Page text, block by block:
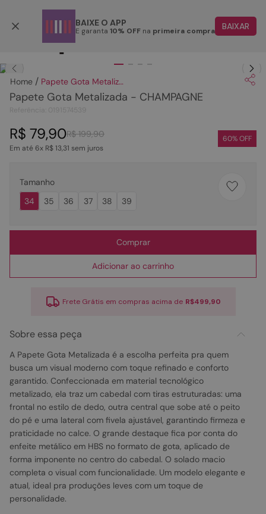
BAIXE O APP
E garanta 10% OFF na primeira compra BAIXAR
Papete Gota Metalizada - CHAMPAGNE
Papete Gota Metalizada - CHAMPAGNE
R$ 199,90
R$ 79,90
Em até6x R$13,31 sem juros
60% OFF
Tamanho
34
35 36 37 38 39
Comprar
Adicionar ao carrinho
Frete Grátis em compras acima de R$499,90
Sobre essa peça
A Papete Gota Metalizada é a escolha perfeita pra quem
busca um visual moderno com toque refinado e conforto
garantido. Confeccionada em material tecnológico
metalizado, ela traz um cabedal com tiras estruturadas: uma
frontal no estilo de dedo, outra central que sobe até o peito
do pé e uma lateral com fivela ajustável, garantindo firmeza e
praticidade no calce. O grande destaque fica por conta do
enfeite metálico em HBS no formato de gota, aplicado de
forma imponente no centro do cabedal. O solado macio
completa o visual com funcionalidade. Um modelo elegante e
atual, ideal pra produções leves com um toque de
personalidade.
1º
2º
tenis
4º
sandalia
5º
rasteira
bolsa
sapatilha
9º
óculos
10º couro